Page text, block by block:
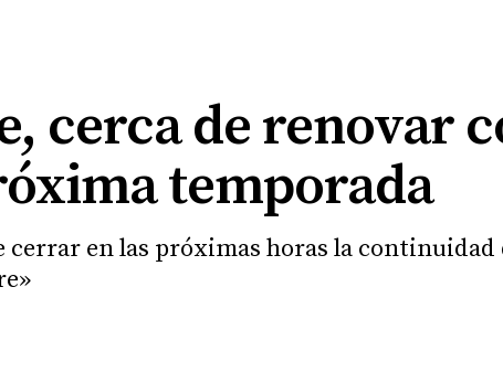
cerca de renovar
temporada
en las próximas horas la continuidad